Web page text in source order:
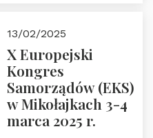
Zapraszamy
13/02/2025
X Europejski
Kongres
Samorządów (EKS)
w Mikołajkach 3-4
marca 2025 r.